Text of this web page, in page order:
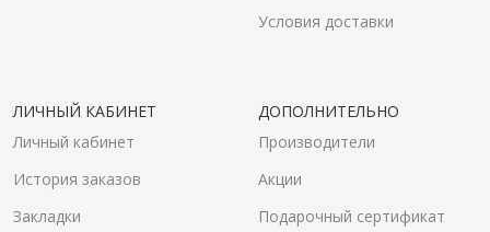
Условия доставки
ЛИЧНЫЙ КАБИНЕТ
Личный кабинет
История заказов
Закладки
ДОПОЛНИТЕЛЬНО
Производители
Акции
Подарочный сертификат